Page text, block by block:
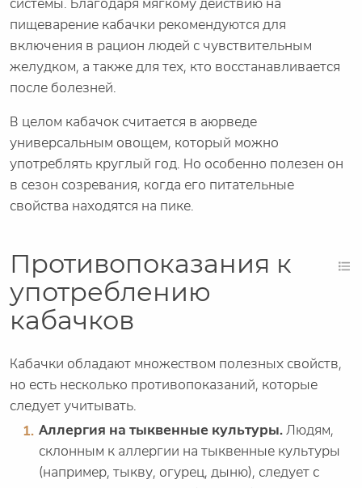
пищеварение кабачки рекомендуются для
включения в рацион людей с чувствительным
желудком, а также для тех, кто восстанавливается
после болезней.
В целом кабачок считается в аюрведе
универсальным овощем, который можно
употреблять круглый год. Но особенно полезен он
в сезон созревания, когда его питательные
свойства находятся на пике.
Противопоказания к
употреблению
кабачков
Кабачки обладают множеством полезных свойств,
но есть несколько противопоказаний, которые
следует учитывать.
Аллергия на тыквенные культуры.Людям,
склонным к аллергии на тыквенные культуры
(например, тыкву, огурец, дыню), следует с